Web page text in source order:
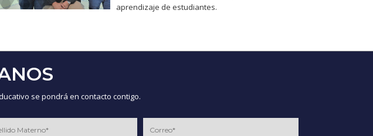
aprendizaje de estudiantes.
se pondrá en contacto contigo.